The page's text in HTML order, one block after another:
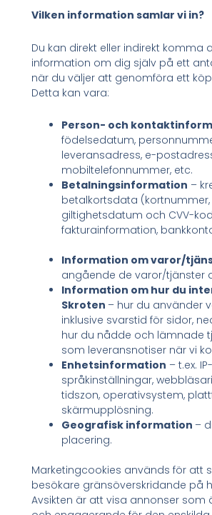
Vilken information samlar vi in?
Du kan direkt eller indirekt komma
information om dig själv på ett
när du väljer att genomföra ett
Detta kan vara:
Person- och
födelsedatum,
leveransadress, e-
mobiltelefonnummer, etc.
Betalningsinformation –
betalkortsdata (kortnummer,
giltighetsdatum och CVV-
fakturainformation,
Information om varor/
angående de varor/tjänster
Information om hur du
Skroten – hur du använder
inklusive svarstid för sidor,
hur du nådde och lämnade
som leveransnotiser när vi
Enhetsinformation – t.ex.
språkinställningar,
tidszon, operativsystem,
skärmupplösning.
Geografisk information –
placering.
Marketingcookies används för att
besökare gränsöverskridande på
Avsikten är att visa annonser som